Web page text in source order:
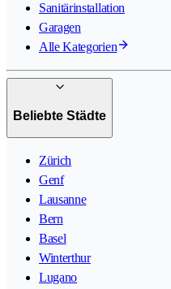
Sanitärinstallation
Garagen
Alle Kategorien
Beliebte Städte
Zürich
Genf
Lausanne
Bern
Basel
Winterthur
Lugano